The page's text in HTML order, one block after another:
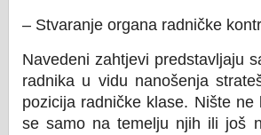
– Stvaranje organa radničke
Navedeni zahtjevi predstavljaju
radnika u vidu nanošenja
pozicija radničke klase. Nište
se samo na temelju njih ili još